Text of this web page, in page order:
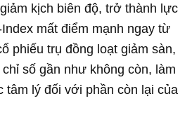
kịch biên độ, trở thành lực
mất điểm mạnh ngay từ
phiếu trụ đồng loạt giảm sàn,
số gần như không còn, làm
tâm lý đối với phần còn lại của